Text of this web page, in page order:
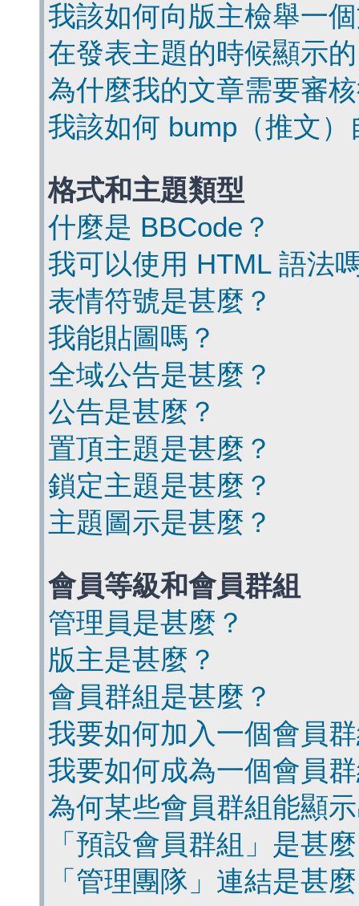
我該如何向版主檢舉一
在發表主題的時候顯示
為什麼我的文章需要審
我該如何 bump（推文
格式和主題類型
什麼是 BBCode？
我可以使用 HTML 語法
表情符號是甚麼？
我能貼圖嗎？
全域公告是甚麼？
公告是甚麼？
置頂主題是甚麼？
鎖定主題是甚麼？
主題圖示是甚麼？
會員等級和會員群組
管理員是甚麼？
版主是甚麼？
會員群組是甚麼？
我要如何加入一個會員
我要如何成為一個會員
為何某些會員群組能顯
「預設會員群組」是甚
「管理團隊」連結是甚